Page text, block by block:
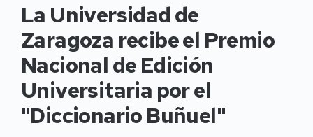
La Universidad de
Zaragoza recibe el Premio
Nacional de Edición
Universitaria por el
"Diccionario Buñuel"